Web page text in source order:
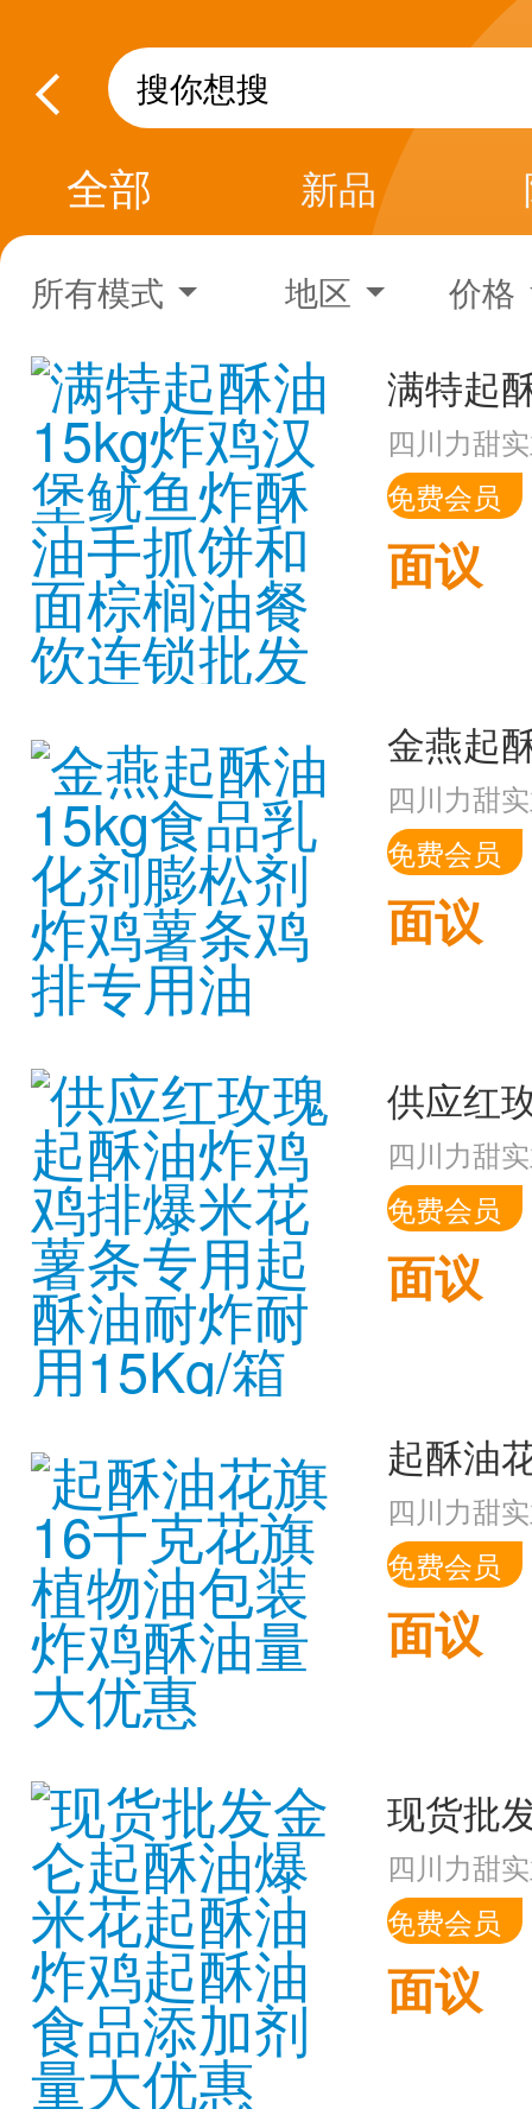
全部 新品
所有模式 地区 价格
四川力甜
免费会员
面议
四川力甜
免费会员
面议
四川力甜
免费会员
面议
四川力甜
免费会员
面议
四川力甜
免费会员
面议